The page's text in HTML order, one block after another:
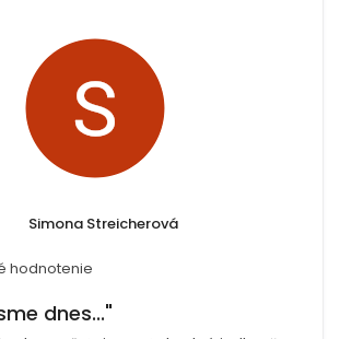
Simona Streicherová
hodnotenie
dnes..."